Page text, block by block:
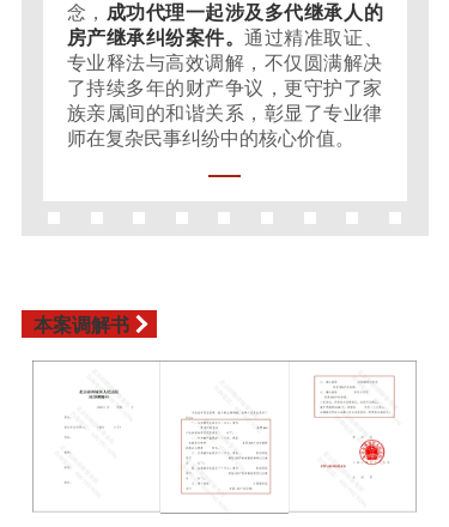
念， 成功代理一起涉及多代继承人的
房产继承纠纷案件。通过精准取证、
专业释法与高效调解，不仅圆满解决
了持续多年的财产争议，更守护了家
族亲属间的和谐关系，彰显了专业律
师在复杂民事纠纷中的核心价值。
本案调解书